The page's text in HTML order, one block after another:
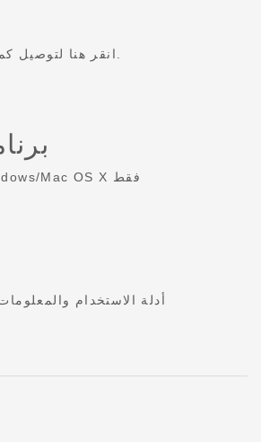
نظام التشغيل Windows/Mac OS X فقط
أدلة الاستخدام